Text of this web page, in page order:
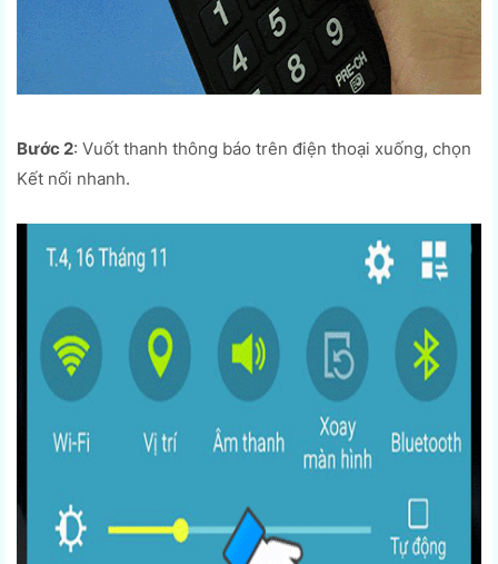
Bước 2: Vuốt thanh thông báo trên điện thoại xuống, chọn
Kết nối nhanh.